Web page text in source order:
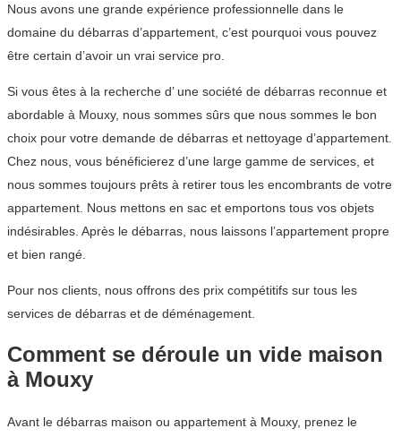
Nous avons une grande expérience professionnelle dans le
domaine du débarras d’appartement, c’est pourquoi vous pouvez
être certain d’avoir un vrai service pro.
Si vous êtes à la recherche d’ une société de débarras reconnue et
abordable à Mouxy, nous sommes sûrs que nous sommes le bon
choix pour votre demande de débarras et nettoyage d’appartement.
Chez nous, vous bénéficierez d’une large gamme de services, et
nous sommes toujours prêts à retirer tous les encombrants de votre
appartement. Nous mettons en sac et emportons tous vos objets
indésirables. Après le débarras, nous laissons l’appartement propre
et bien rangé.
Pour nos clients, nous offrons des prix compétitifs sur tous les
services de débarras et de déménagement.
Comment se déroule un vide maison
à Mouxy
Avant le débarras maison ou appartement à Mouxy, prenez le